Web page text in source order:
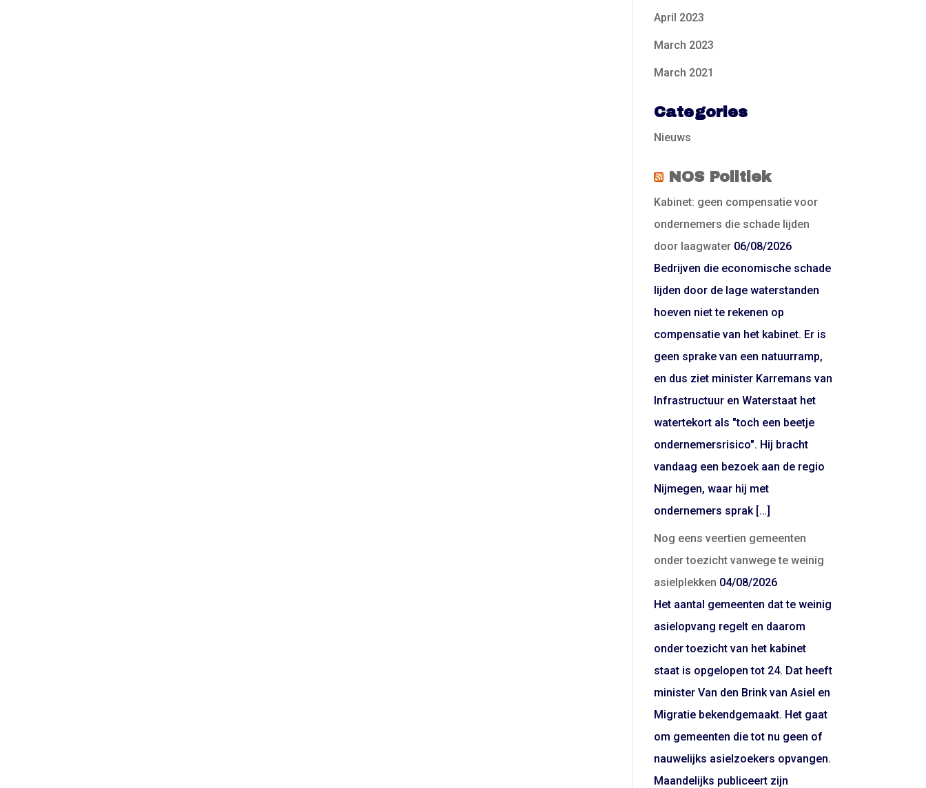
April 2023
March 2023
March 2021
Categories
Nieuws
NOS Politiek
Kabinet: geen compensatie voor
ondernemers die schade lijden
door laagwater 06/08/2026
Bedrijven die economische schade
lijden door de lage waterstanden
hoeven niet te rekenen op
compensatie van het kabinet. Er is
geen sprake van een natuurramp,
en dus ziet minister Karremans van
Infrastructuur en Waterstaat het
watertekort als "toch een beetje
ondernemersrisico". Hij bracht
vandaag een bezoek aan de regio
Nijmegen, waar hij met
ondernemers sprak […]
Nog eens veertien gemeenten
onder toezicht vanwege te weinig
asielplekken 04/08/2026
Het aantal gemeenten dat te weinig
asielopvang regelt en daarom
onder toezicht van het kabinet
staat is opgelopen tot 24. Dat heeft
minister Van den Brink van Asiel en
Migratie bekendgemaakt. Het gaat
om gemeenten die tot nu geen of
nauwelijks asielzoekers opvangen.
Maandelijks publiceert zijn